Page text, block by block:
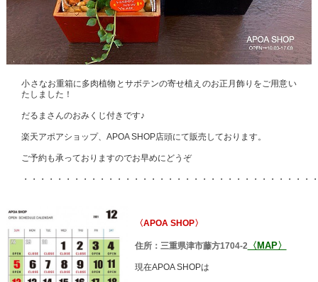
小さなお重箱に多肉植物とサボテンの寄せ植えのお正月飾りをご用意い
たしました！
だるまさんのおみくじ付きです♪
楽天アポアショップ、APOA SHOP店頭にて販売しております。
ご予約も承っておりますのでお早めにどうぞ
・・・・・・・・・・・・・・・・・・・・・・・・・・・・・・・・・
〈APOA SHOP〉
住所：三重県津市藤方1704-2 〈MAP〉
現在APOA SHOPは